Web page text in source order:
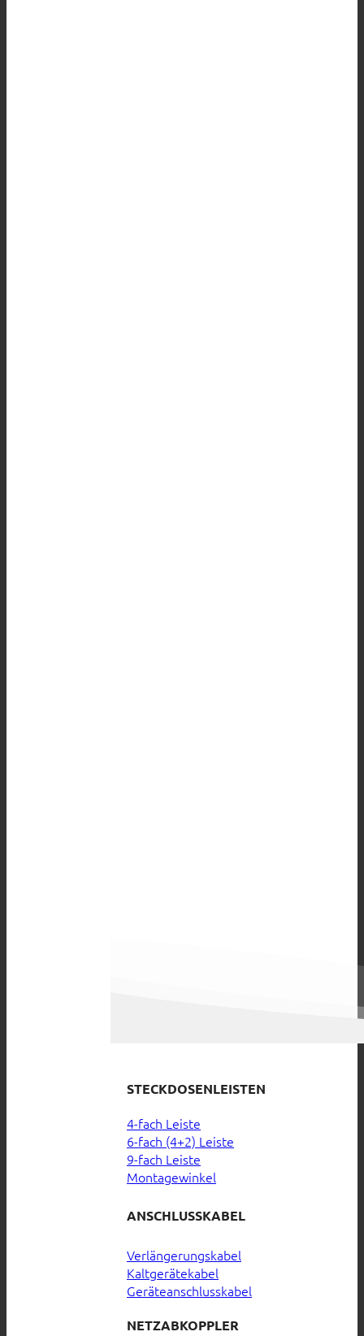
STECKDOSENLEISTEN
4-fach Leiste
6-fach (4+2) Leiste
9-fach Leiste
Montagewinkel
ANSCHLUSSKABEL
Verlängerungskabel
Kaltgerätekabel
Geräteanschlusskabel
NETZABKOPPLER